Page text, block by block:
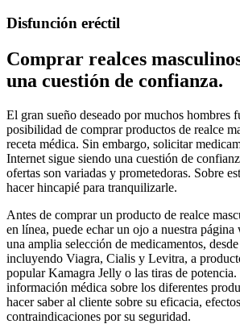
Disfunción eréctil
Comprar realces
una cuestión de confianza.
El gran sueño deseado por muchos hombres
posibilidad de comprar productos de realce
receta médica. Sin embargo, solicitar
Internet sigue siendo una cuestión de
ofertas son variadas y prometedoras. Sobre
hacer hincapié para tranquilizarle.
Antes de comprar un producto de realce
en línea, puede echar un ojo a nuestra
una amplia selección de medicamentos,
incluyendo Viagra, Cialis y Levitra, a
popular Kamagra Jelly o las tiras de
información médica sobre los diferentes
hacer saber al cliente sobre su eficacia,
contraindicaciones por su seguridad.